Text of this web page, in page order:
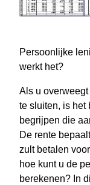
Persoonlijke
werkt het?
Als u
te sluiten, is het
begrijpen die
De rente
zult betalen
hoe kunt u de
berekenen? In